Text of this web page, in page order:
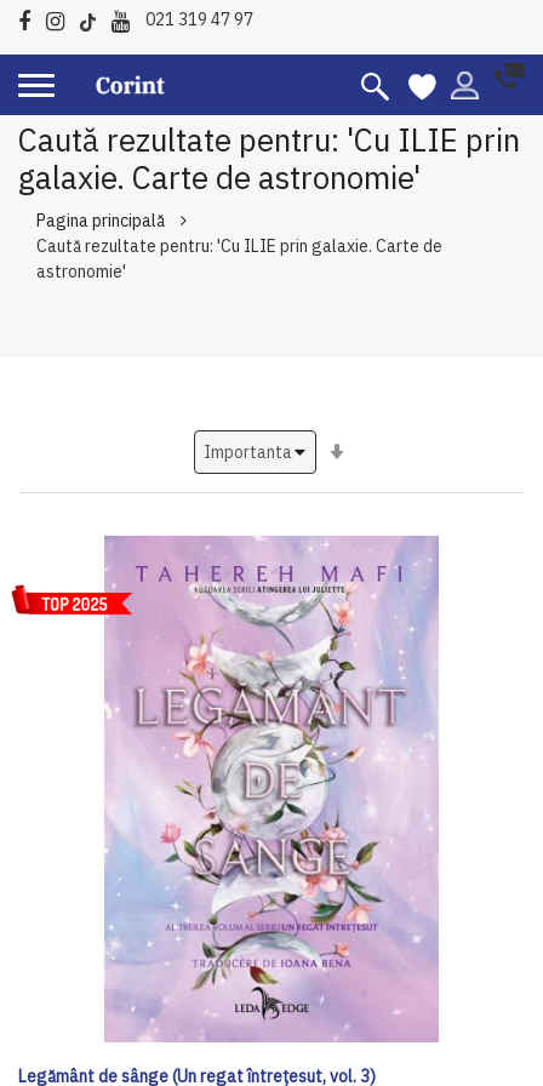
021 319 47 97
Caută rezultate pentru: 'Cu ILIE prin
galaxie. Carte de astronomie'
Pagina principală
Caută rezultate pentru: 'Cu ILIE prin galaxie. Carte de
astronomie'
Legământ de sânge (Un regat întrețesut, vol. 3)